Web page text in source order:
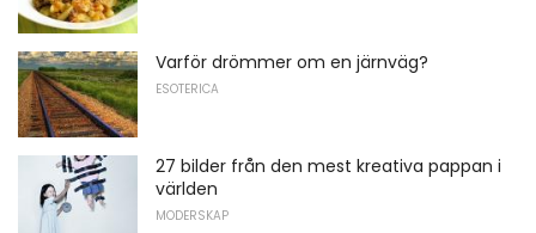
Varför drömmer om en järnväg?
ESOTERICA
27 bilder från den mest kreativa pappan i
världen
MODERSKAP